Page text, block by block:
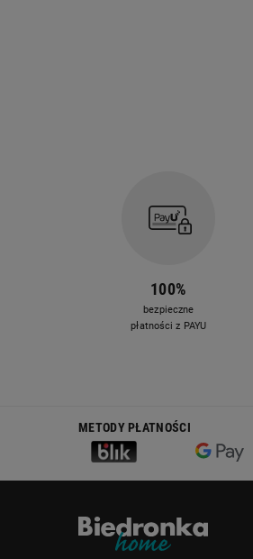
100%
bezpieczne
płatności z PAYU
METODY PŁATNOŚCI